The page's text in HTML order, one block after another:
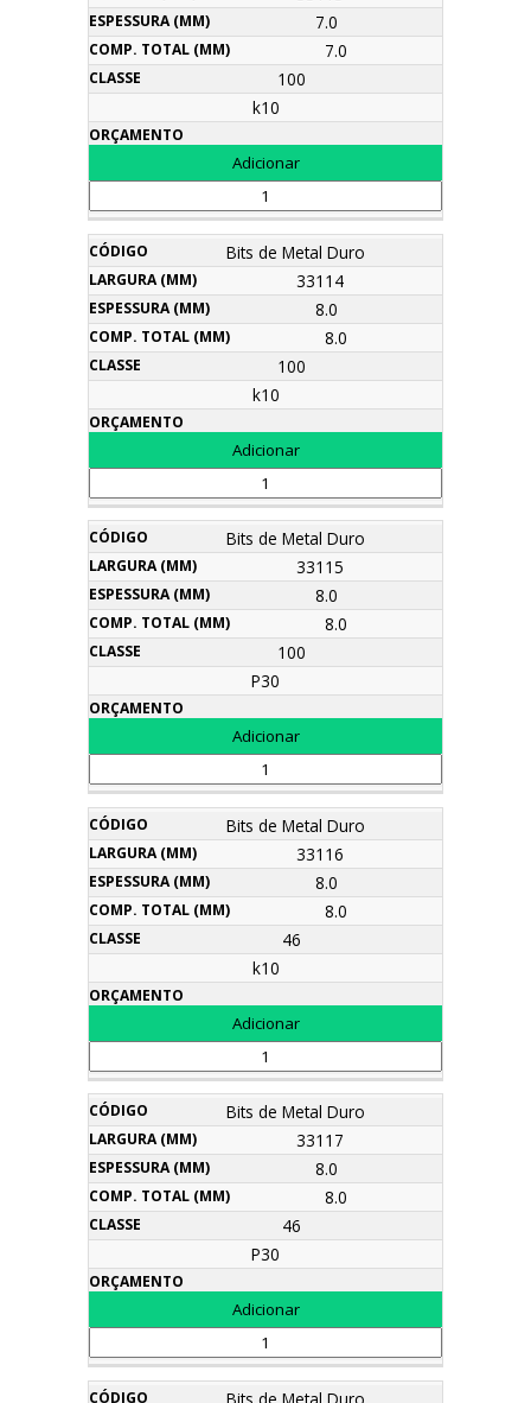
7.0
7.0
100
k10
Bits de Metal Duro
33114
8.0
8.0
100
k10
Bits de Metal Duro
33115
8.0
8.0
100
P30
Bits de Metal Duro
33116
8.0
8.0
46
k10
Bits de Metal Duro
33117
8.0
8.0
46
P30